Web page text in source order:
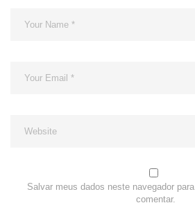
Salvar meus dados neste navegador
comentar.